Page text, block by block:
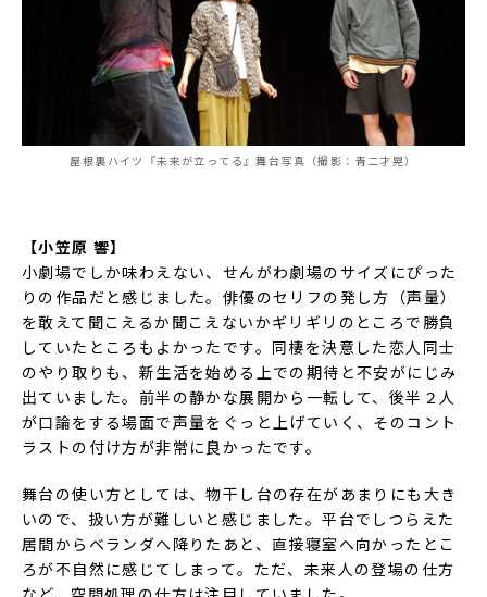
屋根裏ハイツ『未来が立ってる』舞台写真（撮影：青二才晃）
【小笠原 響】
小劇場でしか味わえない、せんがわ劇場のサイズにぴった
りの作品だと感じました。俳優のセリフの発し方（声量）
を敢えて聞こえるか聞こえないかギリギリのところで勝負
していたところもよかったです。同棲を決意した恋人同士
のやり取りも、新生活を始める上での期待と不安がにじみ
出ていました。前半の静かな展開から一転して、後半２人
が口論をする場面で声量をぐっと上げていく、そのコント
ラストの付け方が非常に良かったです。
舞台の使い方としては、物干し台の存在があまりにも大き
いので、扱い方が難しいと感じました。平台でしつらえた
居間からベランダへ降りたあと、直接寝室へ向かったとこ
ろが不自然に感じてしまって。ただ、未来人の登場の仕方